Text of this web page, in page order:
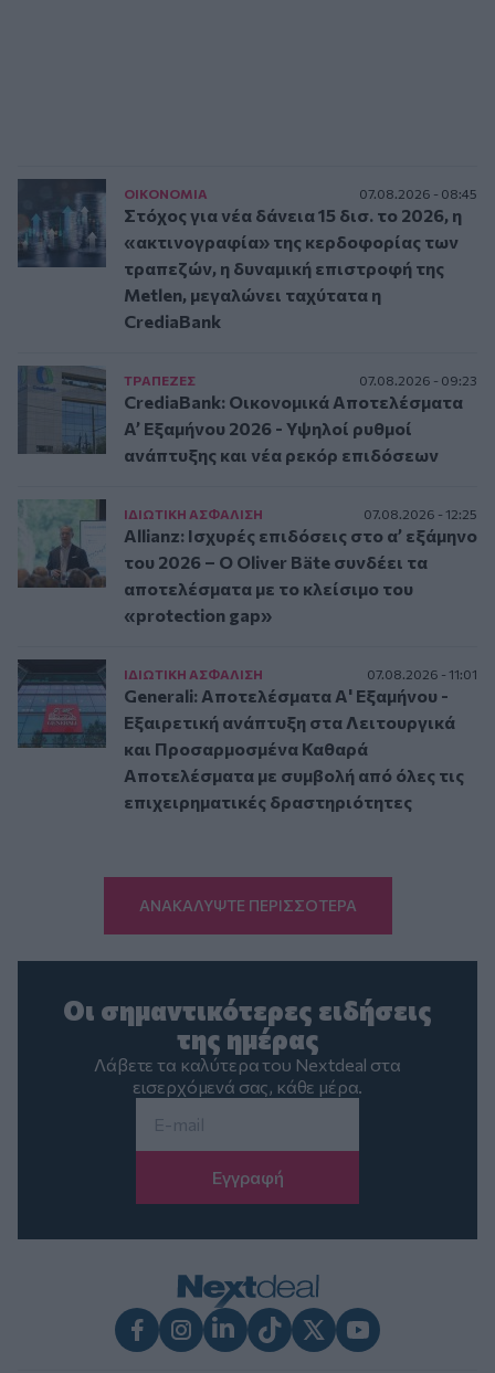
ΟΙΚΟΝΟΜΙΑ 07.08.2026 - 08:45
Στόχος για νέα δάνεια 15 δισ. το 2026, η
«ακτινογραφία» της κερδοφορίας των
τραπεζών, η δυναμική επιστροφή της
Metlen, μεγαλώνει ταχύτατα η
CrediaBank
ΤΡAΠΕΖΕΣ 07.08.2026 - 09:23
CrediaBank: Οικονομικά Αποτελέσματα
A’ Εξαμήνου 2026 - Υψηλοί ρυθμοί
ανάπτυξης και νέα ρεκόρ επιδόσεων
ΙΔΙΩΤΙΚΗ ΑΣΦAΛΙΣΗ 07.08.2026 - 12:25
Allianz: Ισχυρές επιδόσεις στο α’ εξάμηνο
του 2026 – Ο Oliver Bäte συνδέει τα
αποτελέσματα με το κλείσιμο του
«protection gap»
ΙΔΙΩΤΙΚΗ ΑΣΦAΛΙΣΗ 07.08.2026 - 11:01
Generali: Αποτελέσματα Α' Εξαμήνου -
Εξαιρετική ανάπτυξη στα Λειτουργικά
και Προσαρμοσμένα Καθαρά
Αποτελέσματα με συμβολή από όλες τις
επιχειρηματικές δραστηριότητες
ΑΝΑΚΑΛΥΨΤΕ ΠΕΡΙΣΣΟΤΕΡΑ
Οι σημαντικότερες ειδήσεις
της ημέρας
Λάβετε τα καλύτερα του Nextdeal στα
εισερχόμενά σας, κάθε μέρα.